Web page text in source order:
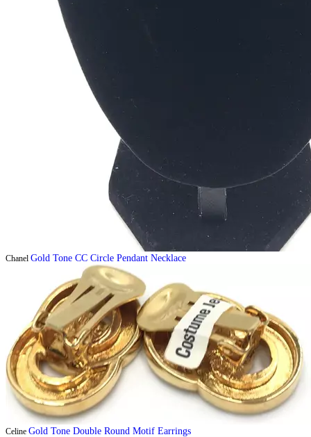
Chanel Gold Tone CC Circle Pendant Necklace
Celine Gold Tone Double Round Motif Earrings